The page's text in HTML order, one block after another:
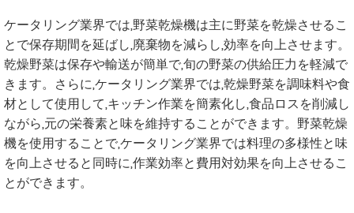
ケータリング業界では,野菜乾燥機は主に野菜を乾燥させるこ
とで保存期間を延ばし,廃棄物を減らし,効率を向上させます。
乾燥野菜は保存や輸送が簡単で,旬の野菜の供給圧力を軽減で
きます。さらに,ケータリング業界では,乾燥野菜を調味料や食
材として使用して,キッチン作業を簡素化し,食品ロスを削減し
ながら,元の栄養素と味を維持することができます。野菜乾燥
機を使用することで,ケータリング業界では料理の多様性と味
を向上させると同時に,作業効率と費用対効果を向上させるこ
とができます。